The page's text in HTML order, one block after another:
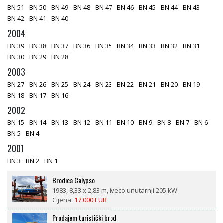
BN 51 BN 50 BN 49 BN 48 BN 47 BN 46 BN 45 BN 44 BN 43
BN 42 BN 41 BN 40
2004
BN 39 BN 38 BN 37 BN 36 BN 35 BN 34 BN 33 BN 32 BN 31
BN 30 BN 29 BN 28
2003
BN 27 BN 26 BN 25 BN 24 BN 23 BN 22 BN 21 BN 20 BN 19
BN 18 BN 17 BN 16
2002
BN 15 BN 14 BN 13 BN 12 BN 11 BN 10 BN 9 BN 8 BN 7 BN 6
BN 5
BN 4
2001
BN 3 BN 2 BN 1
Brodica Calypso
1983, 8,33 x 2,83 m, iveco unutarnji 205 kW
Cijena: 17.000 EUR
Prodajem turistički brod